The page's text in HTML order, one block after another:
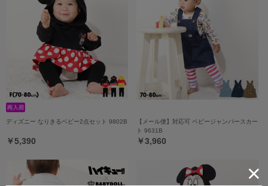
ディズニー なりきるベビー2点セット 9802B
￥5,390
【メール便】対応可 ベビージャンパースカー
ト 9631B
￥3,960